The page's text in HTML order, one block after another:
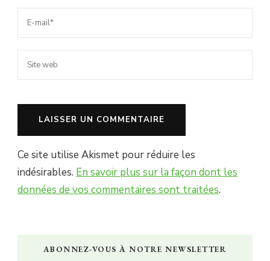
Ce site utilise Akismet pour réduire les
indésirables. En savoir plus sur la façon dont les
données de vos commentaires sont traitées.
ABONNEZ-VOUS À NOTRE NEWSLETTER